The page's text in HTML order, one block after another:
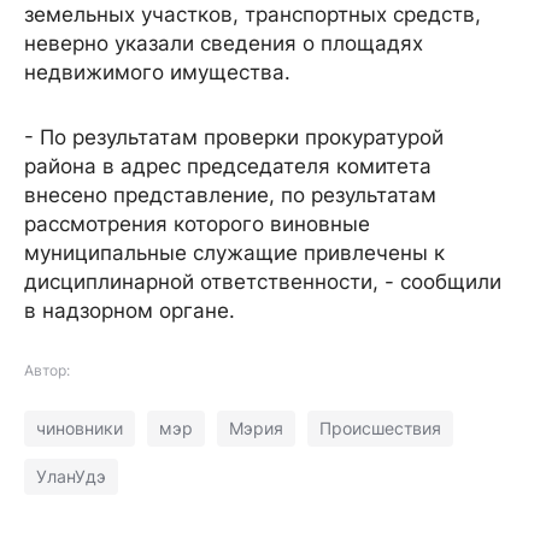
земельных участков, транспортных средств,
неверно указали сведения о площадях
недвижимого имущества.
- По результатам проверки прокуратурой
района в адрес председателя комитета
внесено представление, по результатам
рассмотрения которого виновные
муниципальные служащие привлечены к
дисциплинарной ответственности, - сообщили
в надзорном органе.
Автор:
чиновники мэр Мэрия Происшествия
УланУдэ